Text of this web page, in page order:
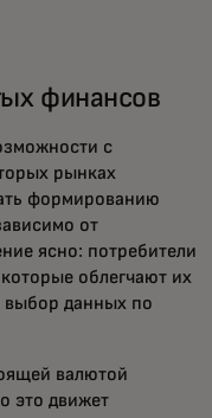
финансов
с
рынках
формированию
от
ясно: потребители
облегчают их
данных по
валютой
это движет